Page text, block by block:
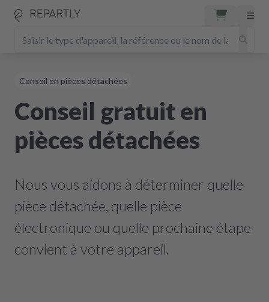
Conseil en pièces détachées
Conseil gratuit en
pièces détachées
Nous vous aidons à déterminer quelle
pièce détachée, quelle pièce
électronique ou quelle prochaine étape
convient à votre appareil.